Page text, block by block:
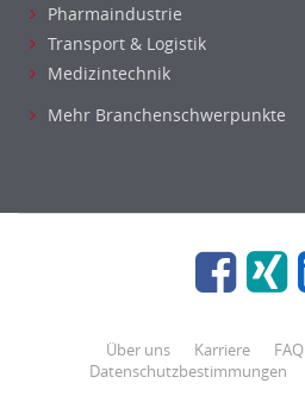
Pharmaindustrie
Transport & Logistik
Medizintechnik
Mehr Branchenschwerpunkte
Über uns Karriere FAQ
Datenschutzbestimmungen